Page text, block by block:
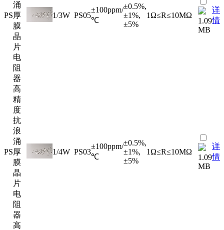
PS
涌
厚
膜
晶
片
电
阻
器
1/3W PS05
±100ppm/
℃
±0.5%,
±1%,
±5%
1Ω≤R≤10MΩ
1.09
MB
详
情
PS
高
精
度
抗
浪
涌
厚
膜
晶
片
电
阻
器
1/4W PS03
±100ppm/
℃
±0.5%,
±1%,
±5%
1Ω≤R≤10MΩ
1.09
MB
详
情
高